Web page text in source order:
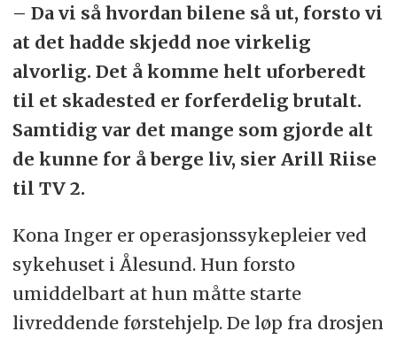
– Da vi så hvordan bilene så ut, forsto vi
at det hadde skjedd noe virkelig
alvorlig. Det å komme helt uforberedt
til et skadested er forferdelig brutalt.
Samtidig var det mange som gjorde alt
de kunne for å berge liv, sier Arill Riise
til TV 2.
Kona Inger er operasjonssykepleier ved
sykehuset i Ålesund. Hun forsto
umiddelbart at hun måtte starte
livreddende førstehjelp. De løp fra drosjen